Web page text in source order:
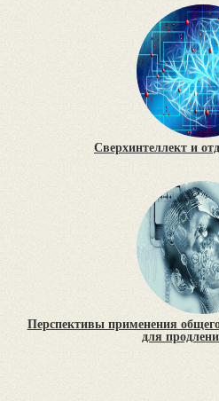
Сверхинтеллект и
Перспективы применения
для